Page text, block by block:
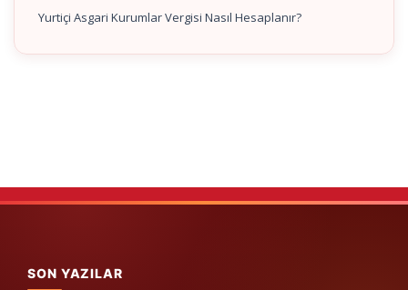
Yurtiçi Asgari Kurumlar Vergisi Nasıl Hesaplanır?
SON YAZILAR